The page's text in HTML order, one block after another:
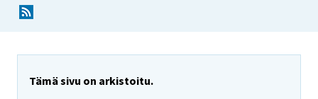
Tämä sivu on arkistoitu.